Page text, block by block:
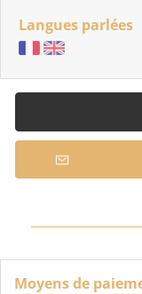
Langues parlées
Moyens de